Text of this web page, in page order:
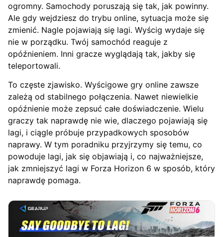
ogromny. Samochody poruszają się tak, jak powinny.
Ale gdy wejdziesz do trybu online, sytuacja może się
zmienić. Nagle pojawiają się lagi. Wyścig wydaje się
nie w porządku. Twój samochód reaguje z
opóźnieniem. Inni gracze wyglądają tak, jakby się
teleportowali.
To częste zjawisko. Wyścigowe gry online zawsze
zależą od stabilnego połączenia. Nawet niewielkie
opóźnienie może zepsuć całe doświadczenie. Wielu
graczy tak naprawdę nie wie, dlaczego pojawiają się
lagi, i ciągle próbuje przypadkowych sposobów
naprawy. W tym poradniku przyjrzymy się temu, co
powoduje lagi, jak się objawiają i, co najważniejsze,
jak zmniejszyć lagi w Forza Horizon 6 w sposób, który
naprawdę pomaga.